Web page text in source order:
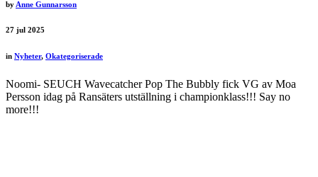
by Anne Gunnarsson
27 jul 2025
in Nyheter, Okategoriserade
Noomi- SEUCH Wavecatcher Pop The Bubbly fick VG av Moa
Persson idag på Ransäters utställning i championklass!!! Say no
more!!!